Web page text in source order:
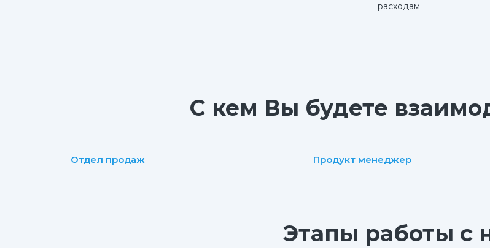
расходам
С кем Вы будете
Отдел продаж Продукт менеджер
Этапы работы с